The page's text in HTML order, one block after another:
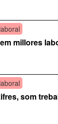
millores
som